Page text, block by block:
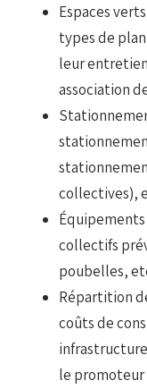
Espaces
types de
leur
association
collectives),
collectifs
poubelles,
Répartition
coûts de
le